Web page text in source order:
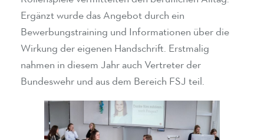
Ergänzt wurde das Angebot durch ein
Bewerbungstraining und Informationen über die
Wirkung der eigenen Handschrift. Erstmalig
nahmen in diesem Jahr auch Vertreter der
Bundeswehr und aus dem Bereich FSJ teil.